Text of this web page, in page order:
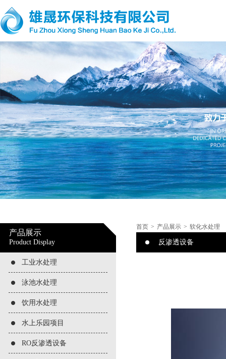
产品展示
Product Display
工业水处理
泳池水处理
饮用水处理
水上乐园项目
RO反渗透设备
首页 > 产品展示 > 软化水处理
反渗透设备